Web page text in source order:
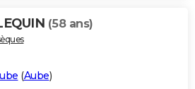
(58 ans)
(Aube)